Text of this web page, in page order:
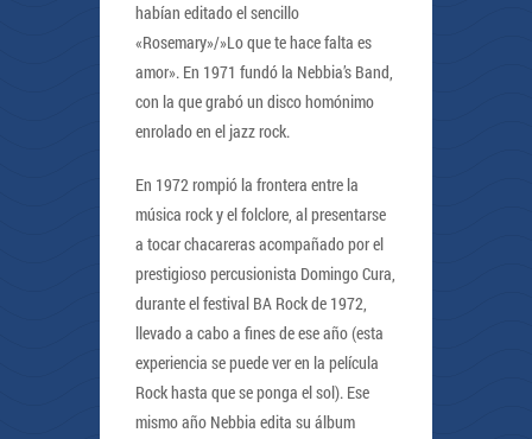
habían editado el sencillo
«Rosemary»/»Lo que te hace falta es
amor». En 1971 fundó la Nebbia’s Band,
con la que grabó un disco homónimo
enrolado en el jazz rock.
En 1972 rompió la frontera entre la
música rock y el folclore, al presentarse
a tocar chacareras acompañado por el
prestigioso percusionista Domingo Cura,
durante el festival BA Rock de 1972,
llevado a cabo a fines de ese año (esta
experiencia se puede ver en la película
Rock hasta que se ponga el sol). Ese
mismo año Nebbia edita su álbum